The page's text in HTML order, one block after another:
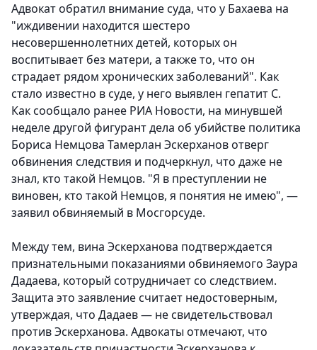
Адвокат обратил внимание суда, что у Бахаева на
"иждивении находится шестеро
несовершеннолетних детей, которых он
воспитывает без матери, а также то, что он
страдает рядом хронических заболеваний". Как
стало известно в суде, у него выявлен гепатит С.
Как сообщало ранее РИА Новости, на минувшей
неделе другой фигурант дела об убийстве политика
Бориса Немцова Тамерлан Эскерханов отверг
обвинения следствия и подчеркнул, что даже не
знал, кто такой Немцов. "Я в преступлении не
виновен, кто такой Немцов, я понятия не имею", —
заявил обвиняемый в Мосгорсуде.
Между тем, вина Эскерханова подтверждается
признательными показаниями обвиняемого Заура
Дадаева, который сотрудничает со следствием.
Защита это заявление считает недостоверным,
утверждая, что Дадаев — не свидетельствовал
против Эскерханова. Адвокаты отмечают, что